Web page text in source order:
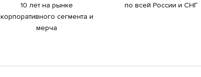
10 лет на рынке
корпоративного сегмента и
мерча
по всей России и СНГ